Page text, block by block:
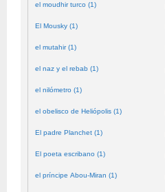
el moudhir turco (1)
El Mousky (1)
el mutahir (1)
el naz y el rebab (1)
el nilómetro (1)
el obelisco de Heliópolis (1)
El padre Planchet (1)
El poeta escribano (1)
el príncipe Abou-Miran (1)